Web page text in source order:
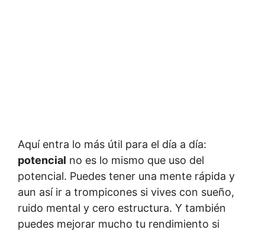
Aquí entra lo más útil para el día a día:
potencial no es lo mismo que uso del
potencial. Puedes tener una mente rápida y
aun así ir a trompicones si vives con sueño,
ruido mental y cero estructura. Y también
puedes mejorar mucho tu rendimiento si